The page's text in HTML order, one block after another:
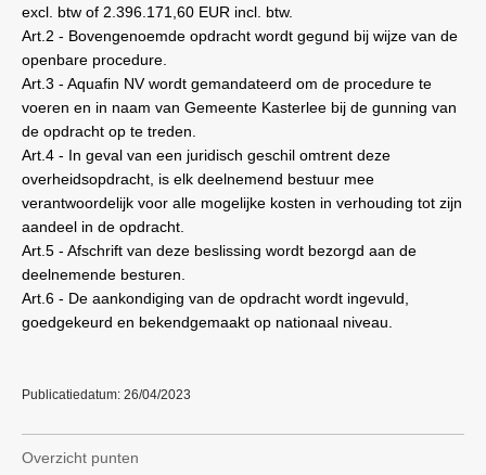
excl. btw of 2.396.171,60 EUR incl. btw.
Art.2 - Bovengenoemde opdracht wordt gegund bij wijze van de
openbare procedure.
Art.3 - Aquafin NV wordt gemandateerd om de procedure te
voeren en in naam van Gemeente Kasterlee bij de gunning van
de opdracht op te treden.
Art.4 - In geval van een juridisch geschil omtrent deze
overheidsopdracht, is elk deelnemend bestuur mee
verantwoordelijk voor alle mogelijke kosten in verhouding tot zijn
aandeel in de opdracht.
Art.5 - Afschrift van deze beslissing wordt bezorgd aan de
deelnemende besturen.
Art.6 - De aankondiging van de opdracht wordt ingevuld,
goedgekeurd en bekendgemaakt op nationaal niveau.
Publicatiedatum: 26/04/2023
Overzicht punten